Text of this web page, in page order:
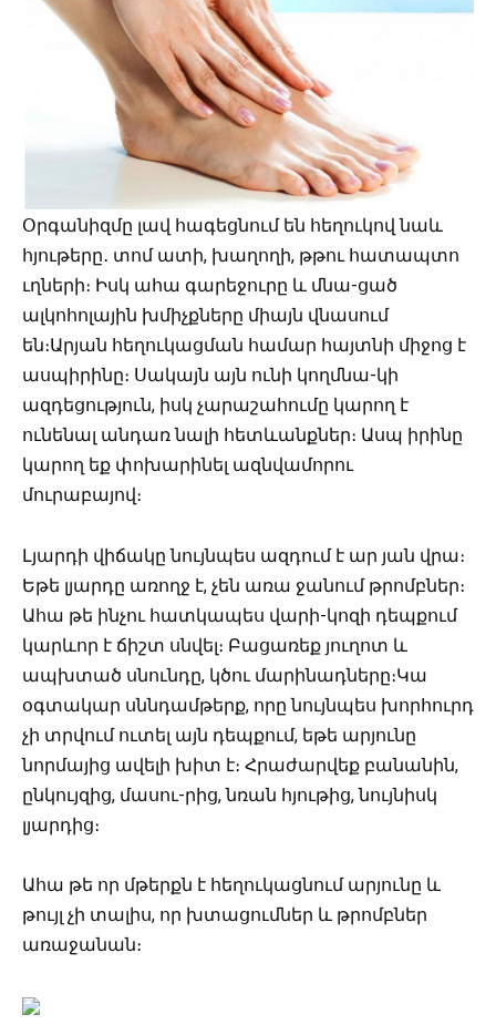
Օրգանիզմը լավ հագեցնում են հեղուկով նաև
հյութերը․ տոմ ատի, խաղողի, թթու հատապտո
ւղների։ Իսկ ահա գարեջուրը և մնա-ցած
ալկոհոլային խմիչքները միայն վնասում
են։Արյան հեղուկացման համար հայտնի միջոց է
ասպիրինը։ Սակայն այն ունի կողմնա-կի
ազդեցություն, իսկ չարաշահումը կարող է
ունենալ անդառ նալի հետևանքներ։ Ասպ իրինը
կարող եք փոխարինել ազնվամորու
մուրաբայով։
Լյարդի վիճակը նույնպես ազդում է ար յան վրա։
Եթե լյարդը առողջ է, չեն առա ջանում թրոմբներ։
Ահա թե ինչու հատկապես վարի-կոզի դեպքում
կարևոր է ճիշտ սնվել։ Բացառեք յուղոտ և
ապխտած սնունդը, կծու մարինադները։Կա
օգտակար սննդամթերք, որը նույնպես խորհուրդ
չի տրվում ուտել այն դեպքում, եթե արյունը
նորմայից ավելի խիտ է։ Հրաժարվեք բանանին,
ընկույզից, մասու-րից, նռան հյութից, նույնիսկ
լյարդից։
Ահա թե որ մթերքն է հեղուկացնում արյունը և
թույլ չի տալիս, որ խտացումներ և թրոմբներ
առաջանան։